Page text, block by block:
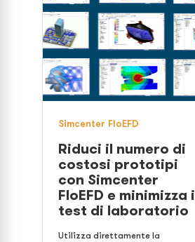
Simcenter FloEFD
Riduci il numero di
costosi prototipi
con Simcenter
FloEFD e minimizza i
test di laboratorio
Utilizza direttamente la